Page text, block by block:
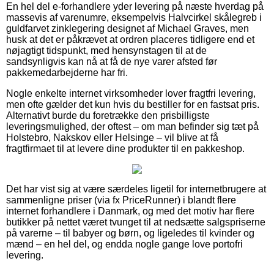
En hel del e-forhandlere yder levering på næste hverdag på
massevis af varenumre, eksempelvis Halvcirkel skålegreb i
guldfarvet zinklegering designet af Michael Graves, men
husk at det er påkrævet at ordren placeres tidligere end et
nøjagtigt tidspunkt, med hensynstagen til at de
sandsynligvis kan nå at få de nye varer afsted før
pakkemedarbejderne har fri.
Nogle enkelte internet virksomheder lover fragtfri levering,
men ofte gælder det kun hvis du bestiller for en fastsat pris.
Alternativt burde du foretrække den prisbilligste
leveringsmulighed, der oftest – om man befinder sig tæt på
Holstebro, Nakskov eller Helsinge – vil blive at få
fragtfirmaet til at levere dine produkter til en pakkeshop.
Det har vist sig at være særdeles ligetil for internetbrugere at
sammenligne priser (via fx PriceRunner) i blandt flere
internet forhandlere i Danmark, og med det motiv har flere
butikker på nettet været tvunget til at nedsætte salgspriserne
på varerne – til babyer og børn, og ligeledes til kvinder og
mænd – en hel del, og endda nogle gange love portofri
levering.